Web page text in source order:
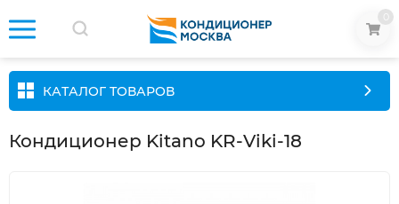
КАТАЛОГ ТОВАРОВ
Кондиционер Kitano KR-Viki-18